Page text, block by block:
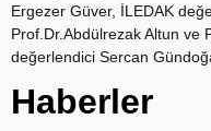
Ergezer Güver, İLEDAK
Prof.Dr.Abdülrezak Altun ve
değerlendici Sercan
Haberler